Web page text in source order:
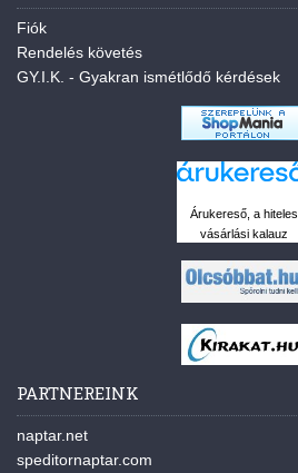
Fiók
Rendelés követés
GY.I.K. - Gyakran ismétlődő kérdések
Árukereső, a hiteles
vásárlási kalauz
PARTNEREINK
naptar.net
speditornaptar.com